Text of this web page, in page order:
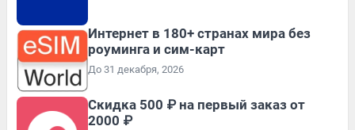
Интернет в 180+ странах мира без
роуминга и сим-карт
До 31 декабря, 2026
Скидка 500 ₽ на первый заказ от
2000 ₽